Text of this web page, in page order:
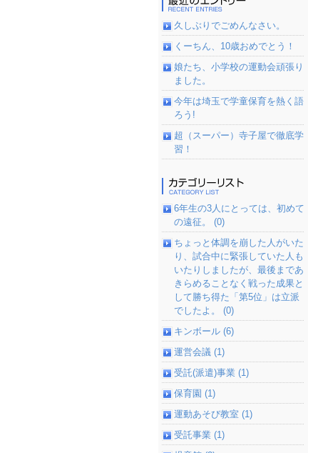
久しぶりでごめんなさい。
くーちん、10歳おめでとう！
娘たち、小学校の運動会頑張り
ました。
今年は埼玉で学童保育を熱く語
ろう!
超（スーパー）寺子屋で徹底学
習！
6年生の3人にとっては、初めて
の遠征。 (0)
ちょっと体調を崩した人がいた
り、試合中に緊張していた人も
いたりしましたが、最後まであ
きらめることなく戦った成果と
して勝ち得た「第5位」は立派
でしたよ。 (0)
キンボール (6)
運営会議 (1)
受託(派遣)事業 (1)
保育園 (1)
運動あそび教室 (1)
受託事業 (1)